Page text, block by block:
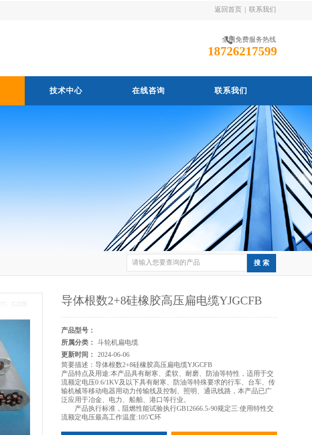
返回首页 联系我们
全国免费服务热线
18726217599
技术中心 在线咨询 联系我们
导体根数2+8硅橡胶高压扁电缆YJGCFB
产品型号：
所属分类：
斗轮机扁电缆
更新时间：
2024-06-06
简要描述： 导体根数2+8硅橡胶高压扁电缆YJGCFB
产品特点及用途:本产品具有耐寒、柔软、耐磨、防油等特性，适用于交
流额定电压0.6/1KV及以下具有耐寒、防油等特殊要求的行车、台车、传
输机械等移动电器用动力传输线及控制、照明、通讯线路，本产品已广
泛应用于冶金、电力、船舶、港口等行业。
产品执行标准，阻燃性能试验执行GB12666.5-90规定三:使用特性交
流额定电压最高工作温度:105℃环